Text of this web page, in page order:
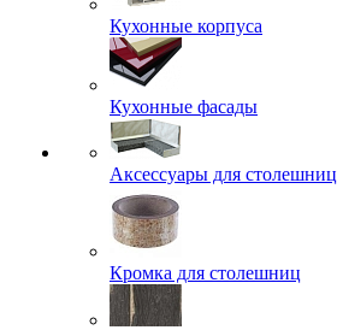
Кухонные корпуса
Кухонные фасады
Аксессуары для столешниц
Кромка для столешниц